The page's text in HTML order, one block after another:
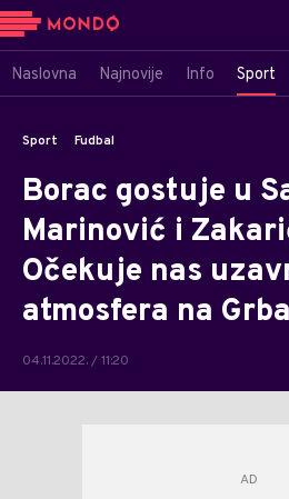
Naslovna Najnovije Info Sport
Sport Fudbal
Borac gostuje u
Marinović i
Očekuje nas
atmosfera na
04.11.2022. / 11:20